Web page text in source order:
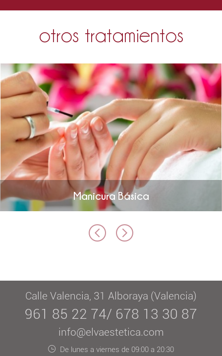
otros tratamientos
Manicura Básica
Calle Valencia, 31 Alboraya (Valencia)
961 85 22 74/ 678 13 30 87
info@elvaestetica.com
De lunes a viernes de 09:00 a 20:30